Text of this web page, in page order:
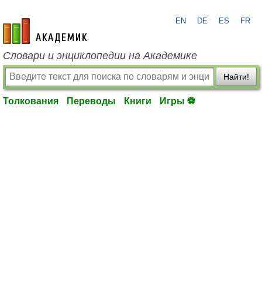
academic.ru
EN DE ES FR
Словари и энциклопедии на Академике
Найти!
Толкования Переводы Книги Игры ⚽